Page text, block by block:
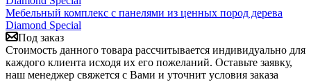
Мебельный комплекс с панелями из ценных пород дерева
Diamond Special
Под заказ
Стоимость данного товара рассчитывается индивидуально для
каждого клиента исходя их его пожеланий. Оставьте заявку,
наш менеджер свяжется с Вами и уточнит условия заказа